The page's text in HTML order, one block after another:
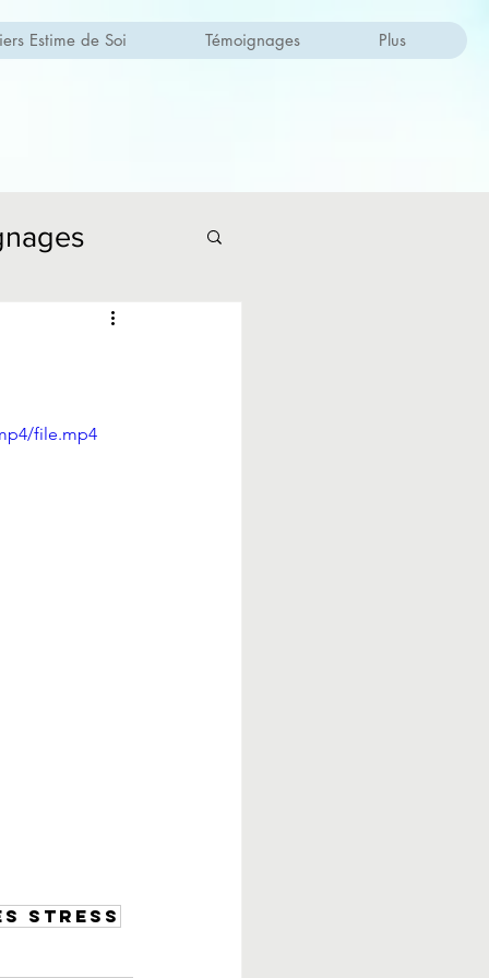
Estime de Soi Témoignages Plus
file.mp4
STRESS